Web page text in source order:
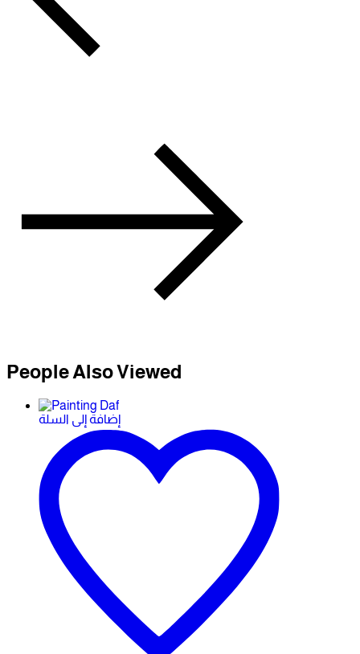
People Also Viewed
إضافة إلى السلة